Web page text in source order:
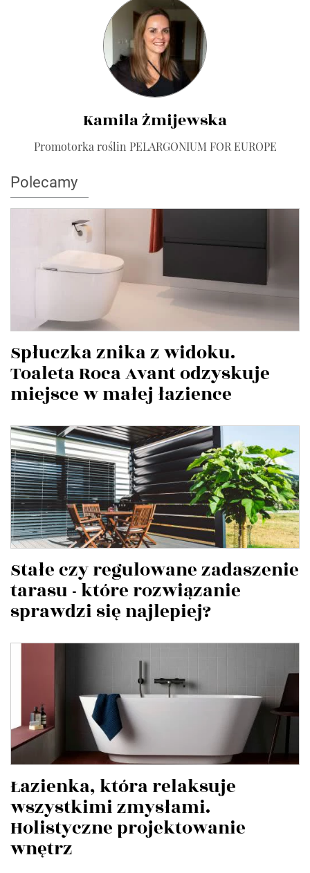
Kamila Żmijewska
Promotorka roślin PELARGONIUM FOR EUROPE
Polecamy
Spłuczka znika z widoku.
Toaleta Roca Avant odzyskuje
miejsce w małej łazience
Stałe czy regulowane zadaszenie
tarasu - które rozwiązanie
sprawdzi się najlepiej?
Łazienka, która relaksuje
wszystkimi zmysłami.
Holistyczne projektowanie
wnętrz